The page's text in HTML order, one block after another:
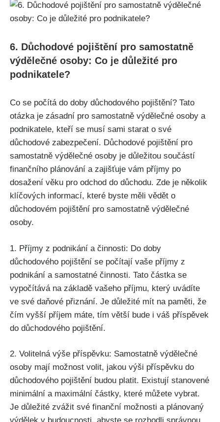
6. Důchodové pojištění pro samostatně
výdělečné osoby: Co je důležité pro
podnikatele?
Co se počítá do doby důchodového pojištění? Tato
otázka je zásadní pro samostatně výdělečné osoby a
podnikatele, kteří se musí sami starat o své
důchodové zabezpečení. Důchodové pojištění pro
samostatně výdělečné osoby je důležitou součástí
finančního plánování a zajišťuje vám příjmy po
dosažení věku pro odchod do důchodu. Zde je několik
klíčových informací, které byste měli vědět o
důchodovém pojištění pro samostatně výdělečné
osoby.
1. Příjmy z podnikání a činnosti: Do doby
důchodového pojištění se počítají vaše příjmy z
podnikání a samostatné činnosti. Tato částka se
vypočítává na základě vašeho příjmu, který uvádíte
ve své daňové přiznání. Je důležité mít na paměti, že
čím vyšší příjem máte, tím větší bude i váš příspěvek
do důchodového pojištění.
2. Volitelná výše příspěvku: Samostatně výdělečné
osoby mají možnost volit, jakou výši příspěvku do
důchodového pojištění budou platit. Existují stanovené
minimální a maximální částky, které můžete vybrat.
Je důležité zvážit své finanční možnosti a plánovaný